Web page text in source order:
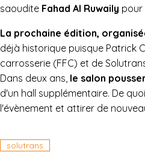
saoudite Fahad Al Ruwaily pour
La prochaine édition,
déjà historique puisque Patrick
carrosserie (FFC) et de
Dans deux ans, le salon
d'un hall supplémentaire. De
l'évènement et attirer de
solutrans